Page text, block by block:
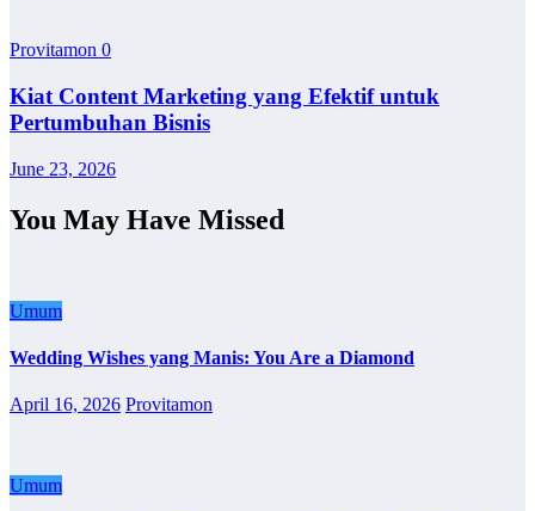
Provitamon 0
Kiat Content Marketing yang Efektif untuk
Pertumbuhan Bisnis
June 23, 2026
You May Have Missed
Umum
Wedding Wishes yang Manis: You Are a Diamond
April 16, 2026 Provitamon
Umum